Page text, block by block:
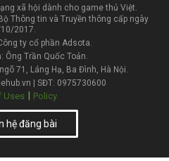
xã hội dành cho game thủ Việt.
Thông tin và Truyền thông cấp ngày
2017.
ty cổ phần Adsota.
Ông Trần Quốc Toản.
71, Láng Hạ, Ba Đình, Hà Nội.
| SĐT: 0975730600
Uses | Policy
hệ đăng bài